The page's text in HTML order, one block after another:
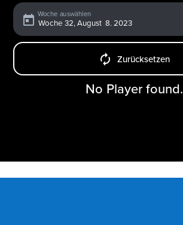
Woche auswählen
Zurücksetzen
No Player found.